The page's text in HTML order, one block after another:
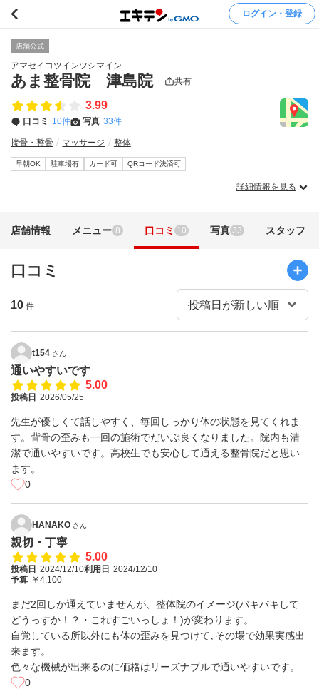
ログイン・登録
店舗公式
アマセイコツインツシマイン
あま整骨院 津島院 共有
3.99
口コミ 10件 写真 33件
接骨・整骨 マッサージ 整体
早朝OK 駐車場有 カード可 QRコード決済可
詳細情報を見る
店舗情報 メニュー 8 口コミ 10 写真 33 スタッフ
口コミ
10 件
t154 さん
通いやすいです
5.00
投稿日 2026/05/25
先生が優しくて話しやすく、毎回しっかり体の状態を見てくれま
す。背骨の歪みも一回の施術でだいぶ良くなりました。院内も清
潔で通いやすいです。高校生でも安心して通える整骨院だと思い
ます。
0
HANAKO さん
親切・丁寧
5.00
投稿日 2024/12/10利用日 2024/12/10
予算 ￥4,100
まだ2回しか通えていませんが、整体院のイメージ(バキバキして
どうっすか！？・これすごいっしょ！)が変わります。
自覚している所以外にも体の歪みを見つけて､その場で効果実感出
来ます。
色々な機械が出来るのに価格はリーズナブルで通いやすいです。
0